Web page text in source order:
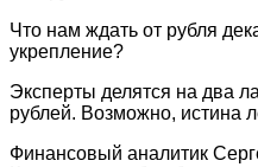
Что нам ждать от рубля
укрепление?
Эксперты делятся на два
рублей. Возможно, истина
Финансовый аналитик